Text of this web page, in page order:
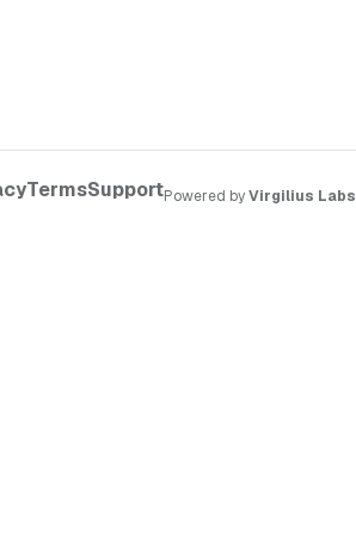
TermsSupportPowered byVirgilius Labs